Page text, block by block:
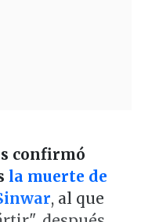
confirmó
la muerte de
, al que